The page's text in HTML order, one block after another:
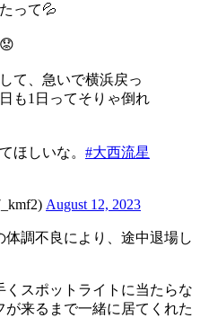
って💦
て、急いで横浜戻っ
も1日ってそりゃ倒れ
ほしいな。 #大西流星
August 12, 2023
調不良により、途中退場し
くスポットライトに当たらな
来るまで一緒に居てくれた